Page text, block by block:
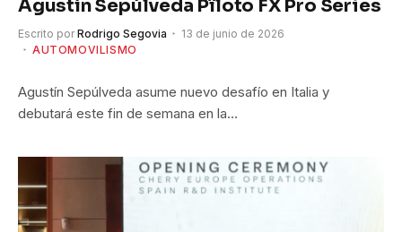
Agustín Sepúlveda Pîloto FX Pro Series
Escrito por Rodrigo Segovia
13 de junio de 2026
AUTOMOVILISMO
Agustín Sepúlveda asume nuevo desafío en Italia y
debutará este fin de semana en la…